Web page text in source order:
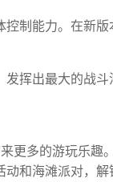
制能力。在新版
挥出最大的战斗
更多的游玩乐趣
和海滩派对，解